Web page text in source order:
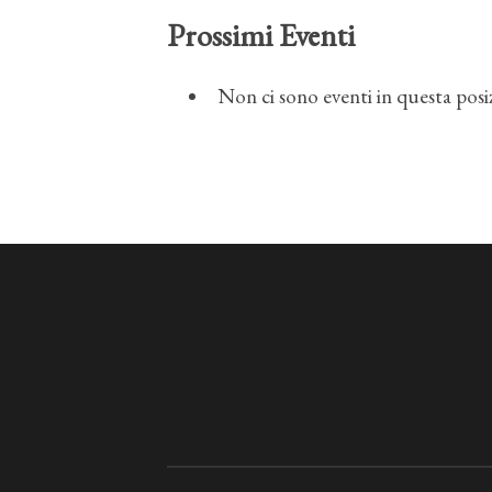
Prossimi Eventi
Non ci sono eventi in questa